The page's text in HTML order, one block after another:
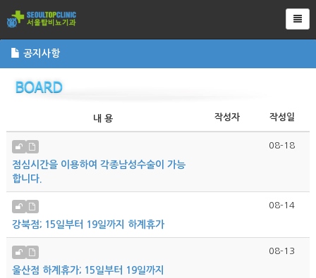
공지사항
내 용 작성자 작성일
점심시간을 이용하여 각종남성수술이 가능
합니다.
08-18
강북점; 15일부터 19일까지 하계휴가
08-14
울산점 하계휴가; 15일부터 19일까지
08-13